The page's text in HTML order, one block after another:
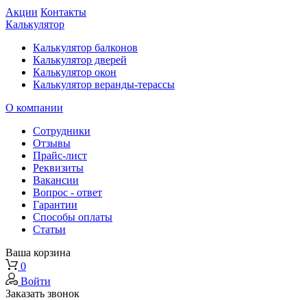
Акции Контакты
Калькулятор
Калькулятор балконов
Калькулятор дверей
Калькулятор окон
Калькулятор веранды-терассы
О компании
Сотрудники
Отзывы
Прайс-лист
Реквизиты
Вакансии
Вопрос - ответ
Гарантии
Способы оплаты
Статьи
Ваша корзина
0
Войти
Заказать звонок